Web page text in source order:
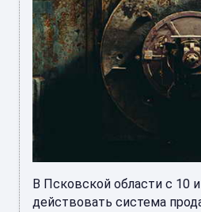
В Псковской области с 10
действовать система